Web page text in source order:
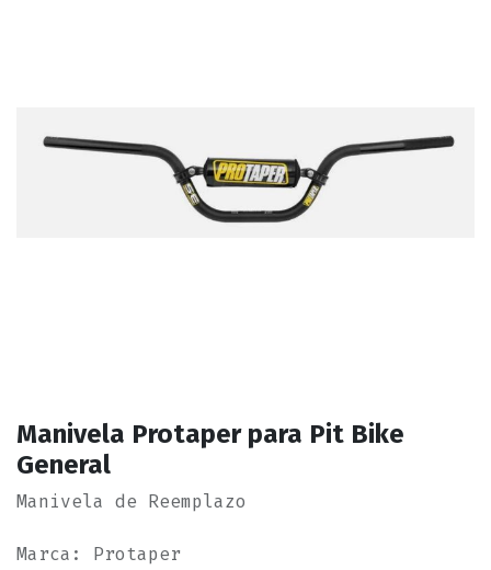
Manivela Protaper para Pit Bike
General
Manivela de Reemplazo
Marca: Protaper